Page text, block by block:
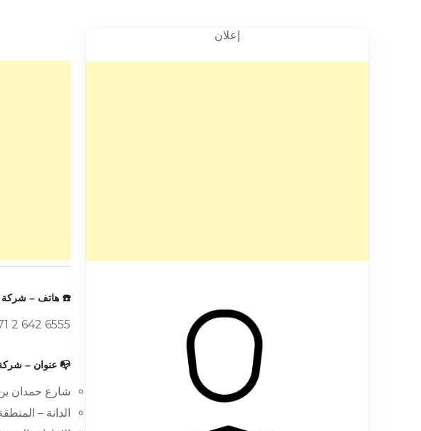
إعلان
☎️ هاتف – شركة
2 642 6555
📭 عنوان – شركة
شارع حمدان
الدانة – المنطقة 1 –